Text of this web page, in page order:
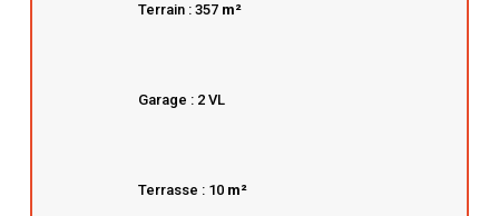
Terrain : 357 m²
Garage : 2 VL
Terrasse : 10 m²